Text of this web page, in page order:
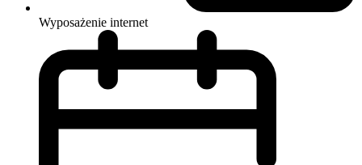
Wyposażenie internet